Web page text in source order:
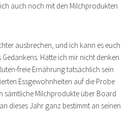
auch noch mit den Milchprodukten
ausbrechen, und ich kann es euch
Hätte ich mir nicht denken
freie Ernährung tatsächlich sein
Essgewohnheiten auf die Probe
sämtliche Milchprodukte über Board
dieses Jahr ganz bestimmt an seinen